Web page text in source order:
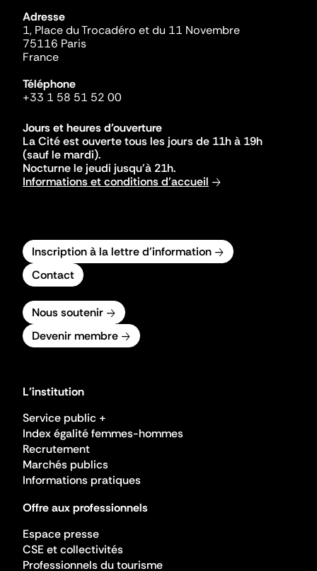
Adresse
1, Place du Trocadéro et du 11 Novembre
75116 Paris
France
Téléphone
+33 1 58 51 52 00
Jours et heures d'ouverture
La Cité est ouverte tous les jours de 11h à 19h
(sauf le mardi).
Nocturne le jeudi jusqu'à 21h.
Informations et conditions d'accueil
Inscription à la lettre d'information
Contact
Nous soutenir
Devenir membre
L'institution
Service public +
Index égalité femmes-hommes
Recrutement
Marchés publics
Informations pratiques
Offre aux professionnels
Espace presse
CSE et collectivités
Professionnels du tourisme